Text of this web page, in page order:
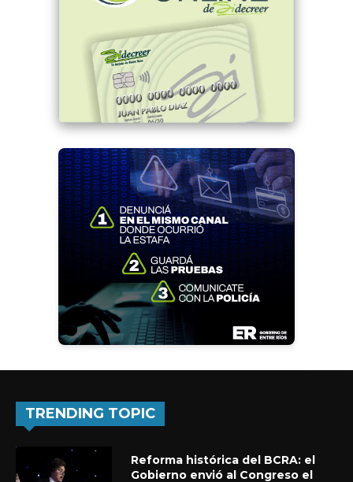
TRENDING TOPIC
Reforma histórica del BCRA: el
Gobierno envió al Congreso el